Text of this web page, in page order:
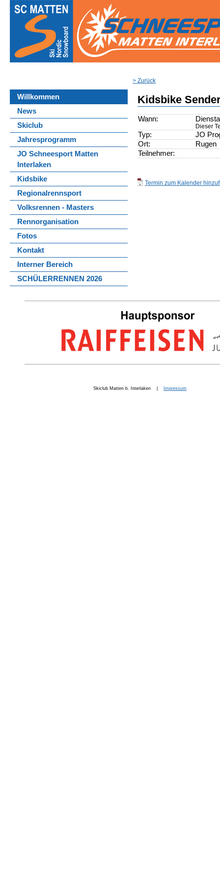
Willkommen
News
Skiclub
Jahresprogramm
JO Schneesport Matten
Interlaken
Kidsbike
Regionalrennsport
Volksrennen - Masters
Rennorganisation
Fotos
Kontakt
Interner Bereich
SCHÜLERRENNEN 2026
> Zurück
Kidsbike
Wann:
Dieser
Typ:
JO
Ort:
Rugen
Teilnehmer:
Termin zum Kalender
Skiclub Matten b. Interlaken | Impressum